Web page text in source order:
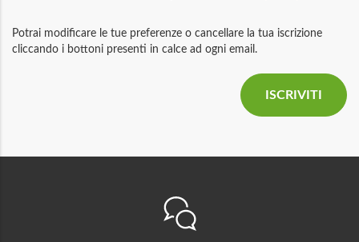
Potrai modificare le tue preferenze o cancellare la tua iscrizione
cliccando i bottoni presenti in calce ad ogni email.